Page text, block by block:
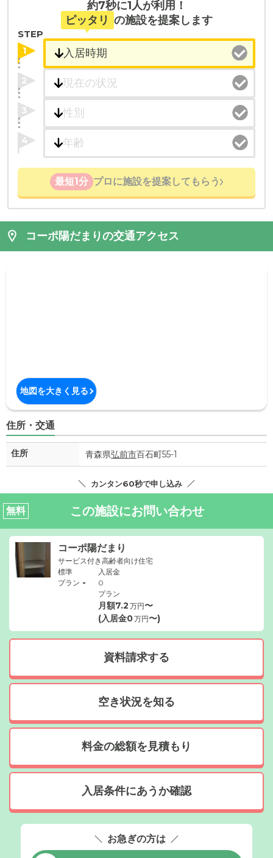
約7秒に1人が利用！
ピッタリ の施設を提案します
STEP
1
2
3
4
最短1分 プロに施設を提案してもらう
コーポ陽だまりの交通アクセス
地図を大きく見る
住所・交通
住所 青森県弘前市百石町55-1
カンタン60秒で申し込み
無料 この施設にお問い合わせ
コーポ陽だまり
サービス付き高齢者向け住宅
標準
プラン -
入居金
0
プラン
月額7.2 万円〜
(入居金0万円〜)
資料請求する
空き状況を知る
料金の総額を見積もり
入居条件にあうか確認
お急ぎの方は